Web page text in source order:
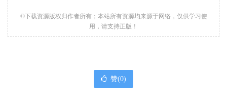
©下载资源版权归作者所有；本站所有资源均来源于网络，仅供学习使
用，请支持正版！
赞(0)